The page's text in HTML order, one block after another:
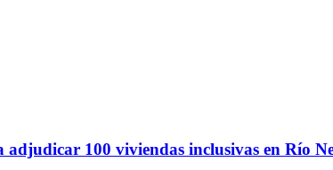
adjudicar 100 viviendas inclusivas en Río